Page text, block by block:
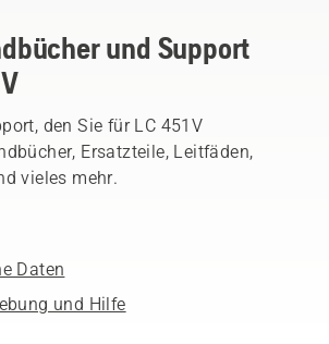
und Support
den Sie für LC 451V
Ersatzteile, Leitfäden,
vieles mehr.
Daten
und Hilfe